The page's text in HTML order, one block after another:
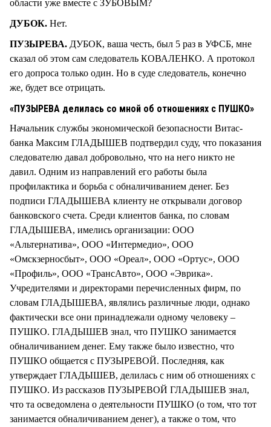
области уже вместе с ЗУБОВЫМ?
ДУБОК. Нет.
ПУЗЫРЕВА. ДУБОК, ваша честь, был 5 раз в УФСБ, мне
сказал об этом сам следователь КОВАЛЕНКО. А протокол
его допроса только один. Но в суде следователь, конечно
же, будет все отрицать.
«ПУЗЫРЕВА делилась со мной об отношениях с ПУШКО»
Начальник службы экономической безопасности Витас-
банка Максим ГЛАДЫШЕВ подтвердил суду, что показания
следователю давал добровольно, что на него никто не
давил. Одним из направлений его работы была
профилактика и борьба с обналичиванием денег. Без
подписи ГЛАДЫШЕВА клиенту не открывали договор
банковского счета. Среди клиентов банка, по словам
ГЛАДЫШЕВА, имелись организации: ООО
«Альтернатива», ООО «Интермедио», ООО
«Омскзерносбыт», ООО «Ореал», ООО «Ортус», ООО
«Профиль», ООО «ТрансАвто», ООО «Эврика».
Учредителями и директорами перечисленных фирм, по
словам ГЛАДЫШЕВА, являлись различные люди, однако
фактически все они принадлежали одному человеку –
ПУШКО. ГЛАДЫШЕВ знал, что ПУШКО занимается
обналичиванием денег. Ему также было известно, что
ПУШКО общается с ПУЗЫРЕВОЙ. Последняя, как
утверждает ГЛАДЫШЕВ, делилась с ним об отношениях с
ПУШКО. Из рассказов ПУЗЫРЕВОЙ ГЛАДЫШЕВ знал,
что та осведомлена о деятельности ПУШКО (о том, что тот
занимается обналичиванием денег), а также о том, что